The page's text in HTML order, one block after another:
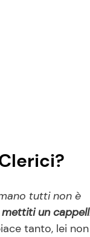
tutti non è
mettiti un
tanto, lei non